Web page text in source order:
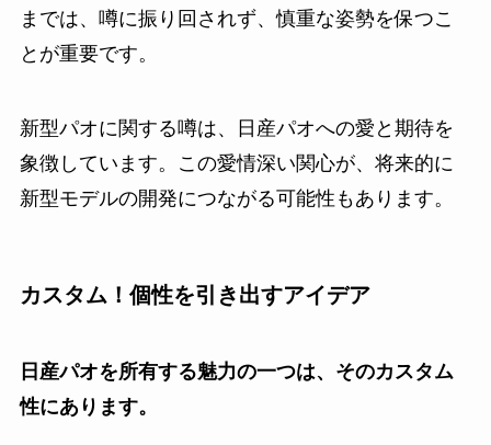
までは、噂に振り回されず、慎重な姿勢を保つこ
とが重要です。
新型パオに関する噂は、日産パオへの愛と期待を
象徴しています。この愛情深い関心が、将来的に
新型モデルの開発につながる可能性もあります。
カスタム！個性を引き出すアイデア
日産パオを所有する魅力の一つは、そのカスタム
性にあります。